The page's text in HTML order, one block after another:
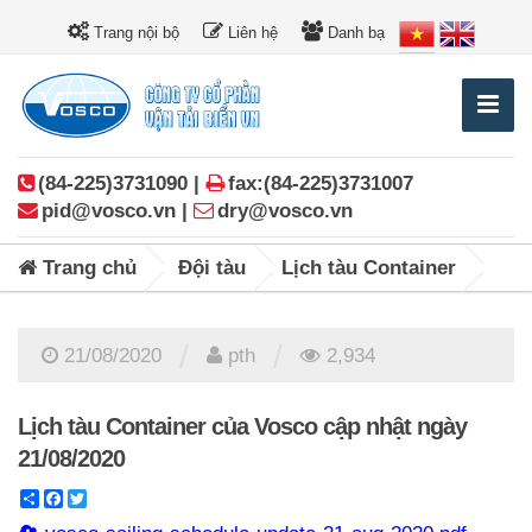
Trang nội bộ Liên hệ Danh bạ
(84-225)3731090 |
fax:(84-225)3731007
pid@vosco.vn |
dry@vosco.vn
Trang chủ Đội tàu Lịch tàu Container
21/08/2020 pth 2,934
Lịch tàu Container của Vosco cập nhật ngày
21/08/2020
ShareFacebook